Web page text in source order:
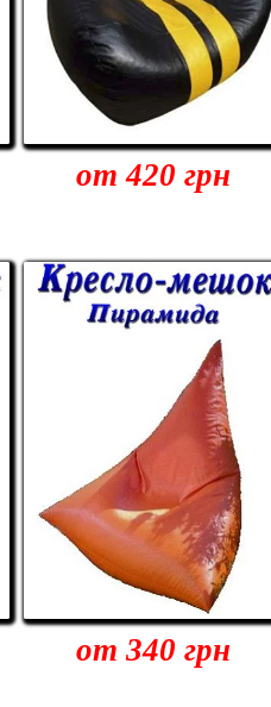
от 420 грн
от 340 грн